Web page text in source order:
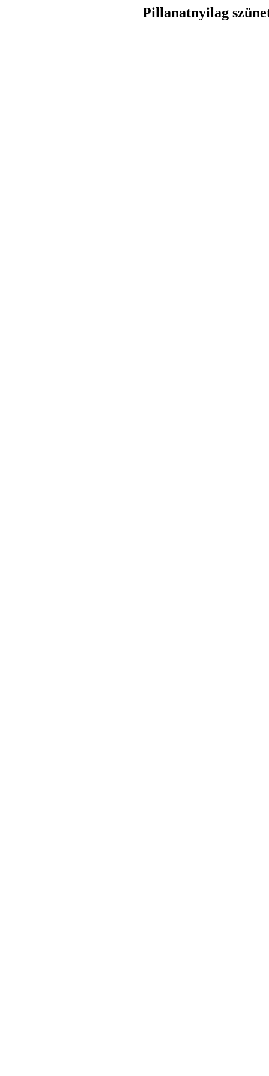
Pillanatnyilag